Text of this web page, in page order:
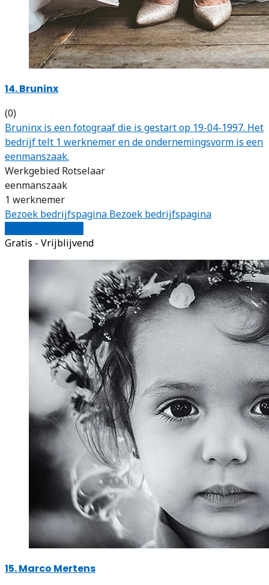
14. Bruninx
(0)
Bruninx is een fotograaf die is gestart op 19-04-1997. Het
bedrijf telt 1 werknemer en de ondernemingsvorm is een
eenmanszaak.
Werkgebied Rotselaar
eenmanszaak
1 werknemer
Bezoek bedrijfspagina Bezoek bedrijfspagina
Gratis - Vrijblijvend
15. Marco Mertens